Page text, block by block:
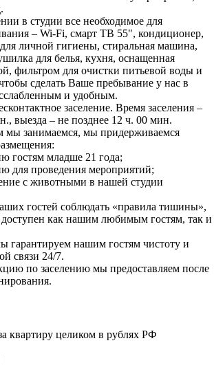
в студии все необходимое для
– Wi-Fi, смарт ТВ 55", кондиционер,
личной гигиены, стиральная машина,
для белья, кухня, оснащенная
фильтром для очистки питьевой воды и
сделать Ваше пребывание у нас в
и удобным.
заселение. Время заселения –
выезда – не позднее 12 ч. 00 мин.
мы занимаемся, мы придерживаемся
гостям младше 21 года;
для проведения мероприятий;
с животными в нашей студии
гостей соблюдать «правила тишины»,
как нашим любимым гостям, так и
гарантируем нашим гостям чистоту и
связи 24/7.
по зaселению мы предоставляем после
квартиру целиком в рублях РФ